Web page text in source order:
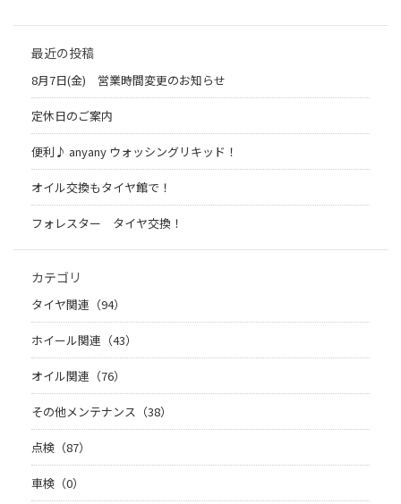
最近の投稿
8月7日(金) 営業時間変更のお知らせ
定休日のご案内
便利♪ anyany ウォッシングリキッド！
オイル交換もタイヤ館で！
フォレスター タイヤ交換！
カテゴリ
タイヤ関連（94）
ホイール関連（43）
オイル関連（76）
その他メンテナンス（38）
点検（87）
車検（0）